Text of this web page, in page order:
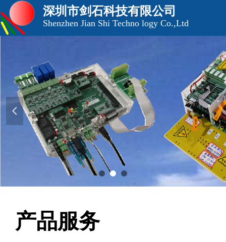
深圳市剑石科技有限公司
Shenzhen Jian Shi Techno logy Co.,Ltd
넳
产品服务